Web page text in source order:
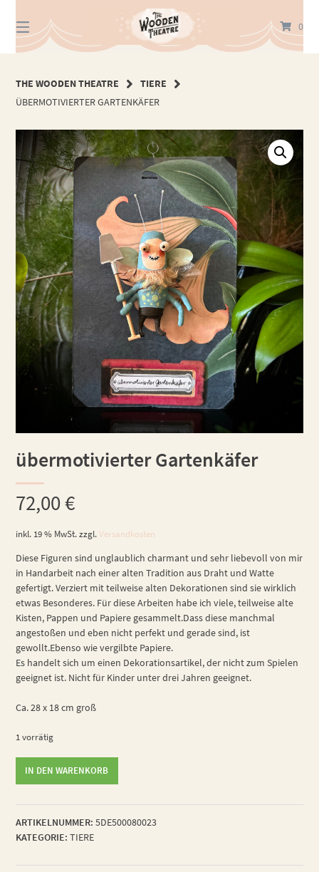
zum
Inhalt
0
THE WOODEN THEATRE
TIERE
ÜBERMOTIVIERTER GARTENKÄFER
übermotivierter Gartenkäfer
72,00€
inkl. 19 % MwSt. zzgl.Versandkosten
Diese Figuren sind unglaublich charmant und sehr liebevoll von mir
in Handarbeit nach einer alten Tradition aus Draht und Watte
gefertigt. Verziert mit teilweise alten Dekorationen sind sie wirklich
etwas Besonderes. Für diese Arbeiten habe ich viele, teilweise alte
Kisten, Pappen und Papiere gesammelt.Dass diese manchmal
angestoßen und eben nicht perfekt und gerade sind, ist
gewollt.Ebenso wie vergilbte Papiere.
Es handelt sich um einen Dekorationsartikel, der nicht zum Spielen
geeignet ist. Nicht für Kinder unter drei Jahren geeignet.
Ca. 28 x 18 cm groß
1 vorrätig
IN DEN WARENKORB
ARTIKELNUMMER: 5DE500080023
KATEGORIE: TIERE